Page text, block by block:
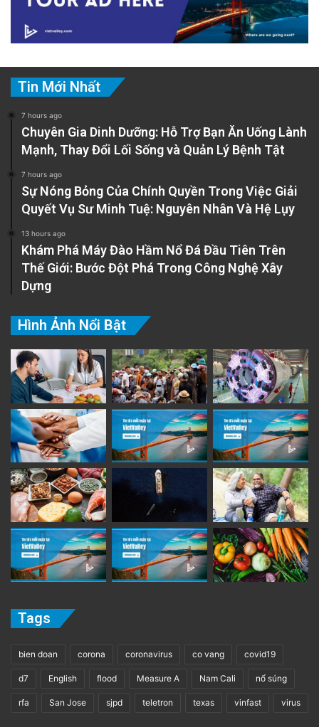
Tin Mới Nhất
7 hours ago
Chuyên Gia Dinh Dưỡng: Hỗ Trợ Bạn Ăn Uống Lành
Mạnh, Thay Đổi Lối Sống và Quản Lý Bệnh Tật
7 hours ago
Sự Nóng Bỏng Của Chính Quyền Trong Việc Giải
Quyết Vụ Sư Minh Tuệ: Nguyên Nhân Và Hệ Lụy
13 hours ago
Khám Phá Máy Đào Hầm Nổ Đá Đầu Tiên Trên
Thế Giới: Bước Đột Phá Trong Công Nghệ Xây
Dựng
Hình Ảnh Nổi Bật
Tags
bien doan corona coronavirus co vang covid19
d7 English flood Measure A Nam Cali nổ súng
rfa San Jose sjpd teletron texas vinfast virus